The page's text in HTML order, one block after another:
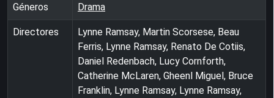
Géneros Drama
Directores
Lynne Ramsay, Martin Scorsese, Beau
Ferris, Lynne Ramsay, Renato De Cotiis,
Daniel Redenbach, Lucy Cornforth,
Catherine McLaren, Gheenl Miguel, Bruce
Franklin, Lynne Ramsay, Lynne Ramsay,